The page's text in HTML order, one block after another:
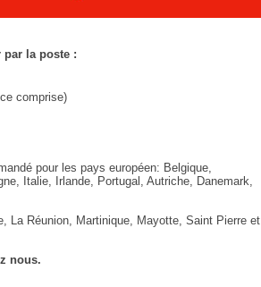
par la poste :
comprise)
pour les pays européen: Belgique,
Italie, Irlande, Portugal, Autriche, Danemark,
La Réunion, Martinique, Mayotte, Saint Pierre et
nous.